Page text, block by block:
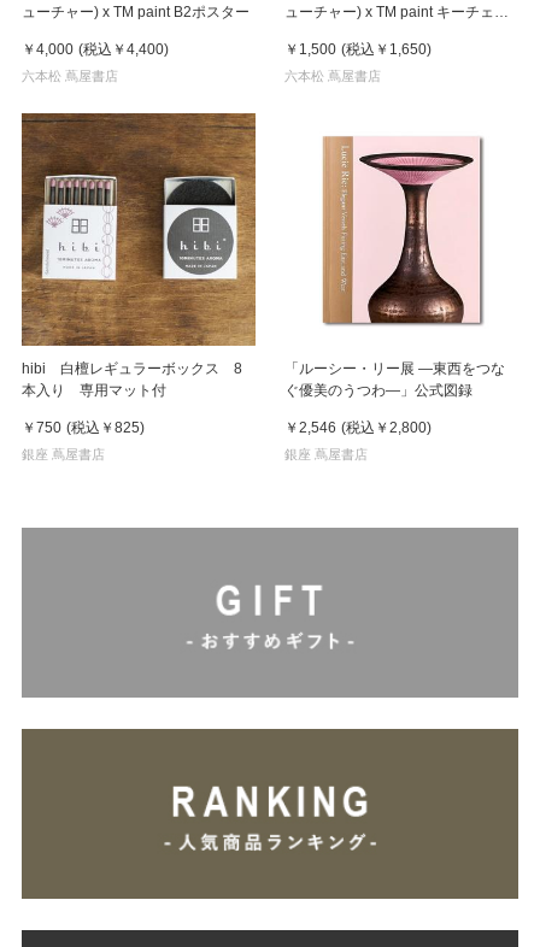
ューチャー) x TM paint B2ポスター
￥4,000 (税込 ￥4,400)
六本松 蔦屋書店
ューチャー) x TM paint キーチェー
￥1,500 (税込 ￥1,650)
六本松 蔦屋書店
hibi 白檀レギュラーボックス 8
本入り 専用マット付
￥750 (税込 ￥825)
銀座 蔦屋書店
「ルーシー・リー展 ―東西をつな
ぐ優美のうつわ―」公式図録
￥2,546 (税込 ￥2,800)
銀座 蔦屋書店